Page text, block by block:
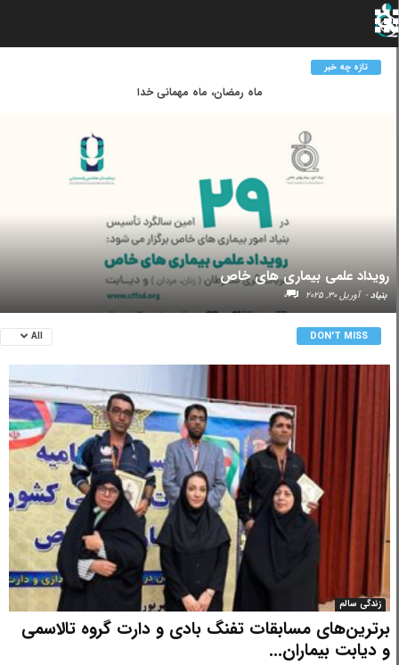
تازه چه خبر
روزه‌داری و سلامت دهان و دندان
رویداد علمی بیماری های خاص
بنیاد - آوریل 30, 2025 0
DON'T MISS
All
زندگی سالم
برترین‌های مسابقات تفنگ بادی و دارت گروه تالاسمی
و دیابت بیماران...